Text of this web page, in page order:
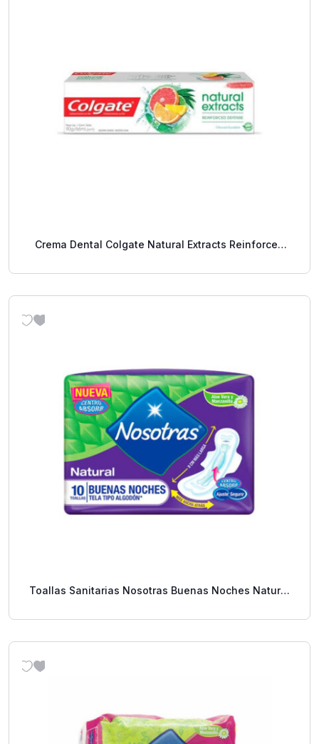
Crema Dental Colgate Natural Extracts Reinforced
Toallas Sanitarias Nosotras Buenas Noches Natural